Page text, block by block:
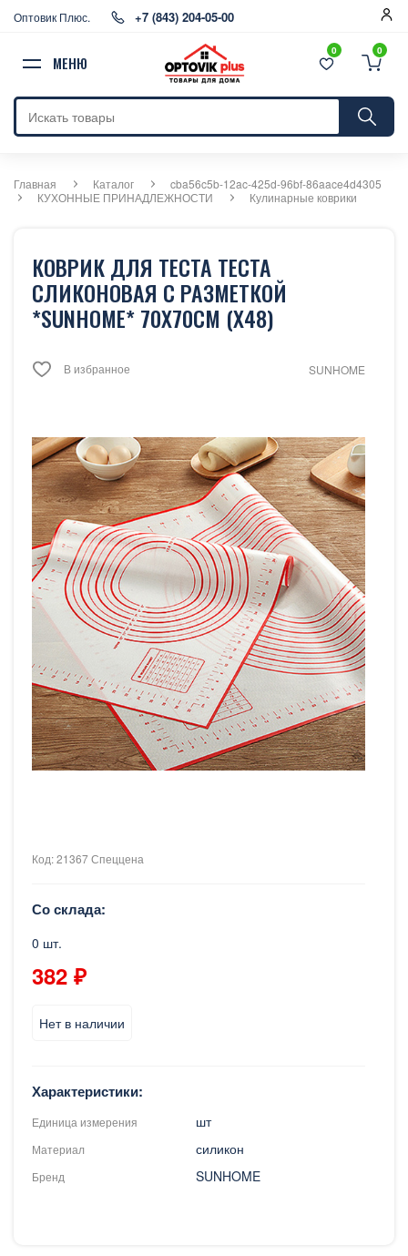
Оптовик Плюс. +7 (843) 204-05-00
МЕНЮ
0 0
Главная Каталог
cba56c5b-12ac-425d-96bf-86aace4d4305
КУХОННЫЕ ПРИНАДЛЕЖНОСТИ
Кулинарные коврики
КОВРИК ДЛЯ ТЕСТА ТЕСТА
СЛИКОНОВАЯ С РАЗМЕТКОЙ
*SUNHOME* 70Х70СМ (Х48)
SUNHOME
В избранное
Код: 21367 Спеццена
Со склада:
0 шт.
382 ₽
Нет в наличии
Характеристики:
Единица измерения шт
Материал силикон
Бренд SUNHOME